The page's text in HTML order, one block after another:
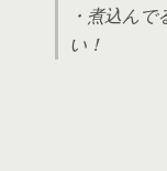
・煮込んで
い！